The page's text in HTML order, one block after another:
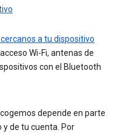
a tu dispositivo
Wi-Fi, antenas de
con el Bluetooth
depende en parte
y de tu cuenta. Por